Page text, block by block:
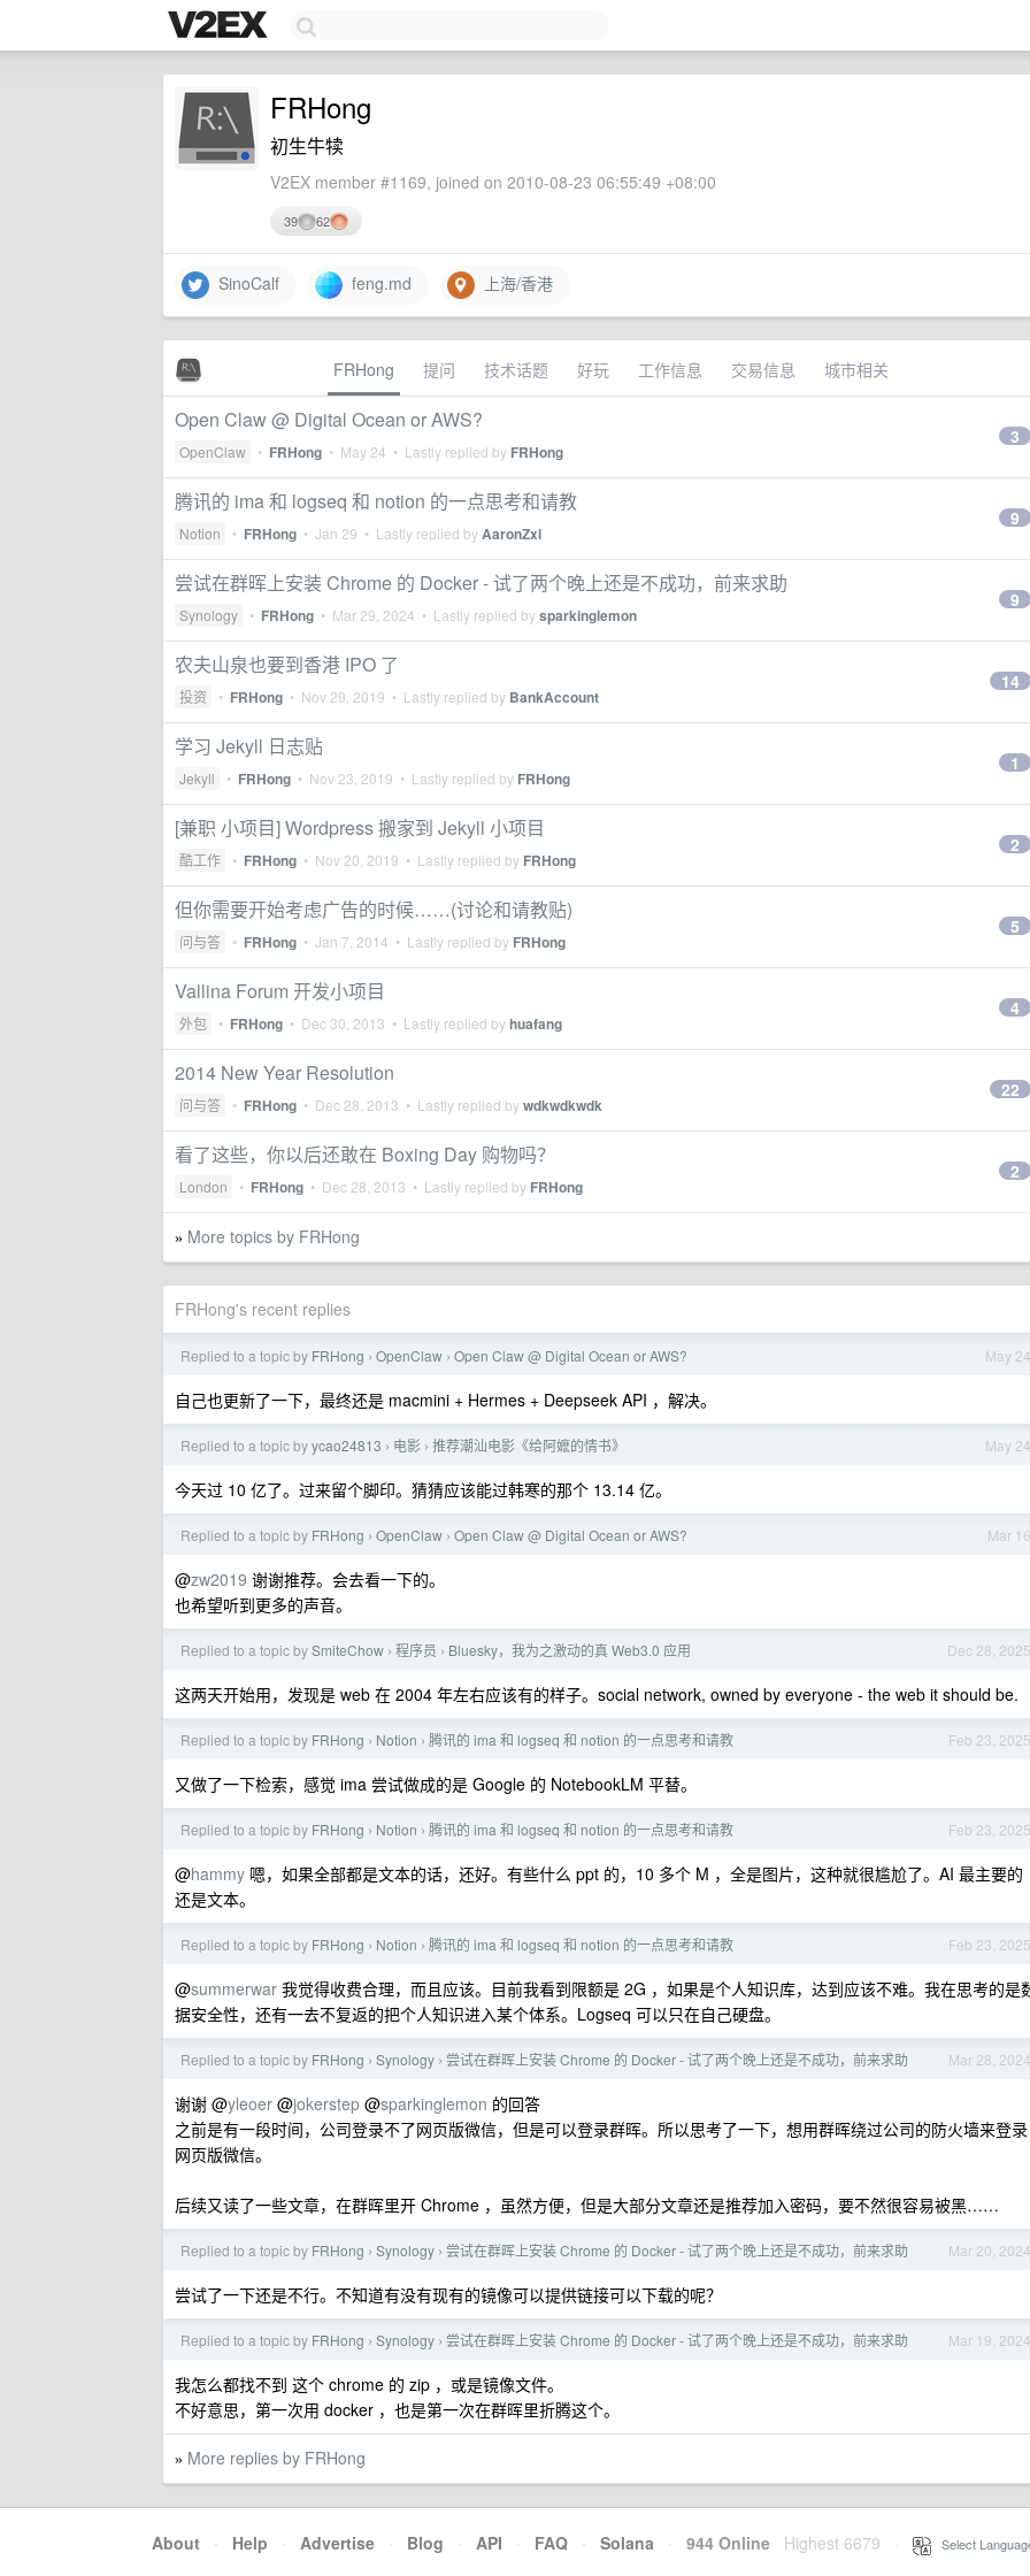
FRHong
初生牛犊
V2EX member #1169, joined on 2010-08-23 06:55:49 +08:00
39 62
SinoCalf feng.md 上海/香港
FRHong 提问 技术话题 好玩 工作信息 交易信息 城市相关
Open Claw @ Digital Ocean or AWS?
OpenClaw • FRHong • May 24 • Lastly replied by FRHong
3
腾讯的 ima 和 logseq 和 notion 的一点思考和请教
Notion • FRHong • Jan 29 • Lastly replied byAaronZxl
9
尝试在群晖上安装 Chrome 的 Docker - 试了两个晚上还是不成功，前来求助
Synology • FRHong • Mar 29, 2024 • Lastly replied bysparkinglemon
9
农夫山泉也要到香港 IPO 了
投资 • FRHong • Nov 29, 2019 • Lastly replied by BankAccount
14
学习 Jekyll 日志贴
Jekyll • FRHong • Nov 23, 2019 • Lastly replied by FRHong
1
[兼职 小项目] Wordpress 搬家到 Jekyll 小项目
酷工作 • FRHong • Nov 20, 2019 • Lastly replied by FRHong
2
但你需要开始考虑广告的时候……(讨论和请教贴)
问与答 • FRHong • Jan 7, 2014 • Lastly replied by FRHong
5
Vallina Forum 开发小项目
外包 • FRHong • Dec 30, 2013 • Lastly replied byhuafang
4
2014 New Year Resolution
问与答 • FRHong • Dec 28, 2013 • Lastly replied bywdkwdkwdk
22
看了这些，你以后还敢在 Boxing Day 购物吗？
London • FRHong • Dec 28, 2013 • Lastly replied by FRHong
2
» More topics by FRHong
FRHong's recent replies
May 24
Replied to a topic by FRHong › OpenClaw › Open Claw @ Digital Ocean or AWS?
自己也更新了一下，最终还是 macmini + Hermes + Deepseek API ，解决。
May 24
Replied to a topic byycao24813 › 电影 › 推荐潮汕电影《给阿嬷的情书》
今天过 10 亿了。过来留个脚印。猜猜应该能过韩寒的那个 13.14 亿。
Mar 16
Replied to a topic by FRHong › OpenClaw › Open Claw @ Digital Ocean or AWS?
@zw2019 谢谢推荐。会去看一下的。
也希望听到更多的声音。
Dec 28, 2025
Replied to a topic bySmiteChow › 程序员 › Bluesky，我为之激动的真 Web3.0 应用
这两天开始用，发现是 web 在 2004 年左右应该有的样子。social network, owned by everyone - the web it should be.
Feb 23, 2025
Replied to a topic by FRHong › Notion › 腾讯的 ima 和 logseq 和 notion 的一点思考和请教
又做了一下检索，感觉 ima 尝试做成的是 Google 的 NotebookLM 平替。
Feb 23, 2025
Replied to a topic by FRHong › Notion › 腾讯的 ima 和 logseq 和 notion 的一点思考和请教
@hammy 嗯，如果全部都是文本的话，还好。有些什么 ppt 的，10 多个 M ，全是图片，这种就很尴尬了。AI 最主要的
还是文本。
Feb 23, 2025
Replied to a topic by FRHong › Notion › 腾讯的 ima 和 logseq 和 notion 的一点思考和请教
@summerwar 我觉得收费合理，而且应该。目前我看到限额是 2G ，如果是个人知识库，达到应该不难。我在思考的是
据安全性，还有一去不复返的把个人知识进入某个体系。Logseq 可以只在自己硬盘。
Mar 28, 2024
Replied to a topic by FRHong › Synology › 尝试在群晖上安装 Chrome 的 Docker - 试了两个晚上还是不成功，前来求助
谢谢 @yleoer @jokerstep @sparkinglemon 的回答
之前是有一段时间，公司登录不了网页版微信，但是可以登录群晖。所以思考了一下，想用群晖绕过公司的防火墙来登录
网页版微信。
后续又读了一些文章，在群晖里开 Chrome ，虽然方便，但是大部分文章还是推荐加入密码，要不然很容易被黑……
Mar 20, 2024
Replied to a topic by FRHong › Synology › 尝试在群晖上安装 Chrome 的 Docker - 试了两个晚上还是不成功，前来求助
尝试了一下还是不行。不知道有没有现有的镜像可以提供链接可以下载的呢？
Mar 19, 2024
Replied to a topic by FRHong › Synology › 尝试在群晖上安装 Chrome 的 Docker - 试了两个晚上还是不成功，前来求助
我怎么都找不到 这个 chrome 的 zip ，或是镜像文件。
不好意思，第一次用 docker ，也是第一次在群晖里折腾这个。
» More replies by FRHong
About · Help · Advertise · Blog · API · FAQ · Solana · 944 Online Highest 6679 Select